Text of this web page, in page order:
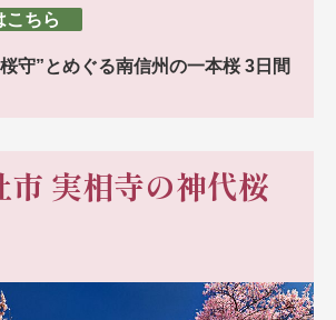
こちら
桜守”とめぐる南信州の一本桜 3日間
市 実相寺の神代桜